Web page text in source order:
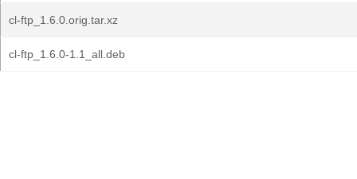
cl-ftp_1.6.0.orig.tar.xz
cl-ftp_1.6.0-1.1_all.deb